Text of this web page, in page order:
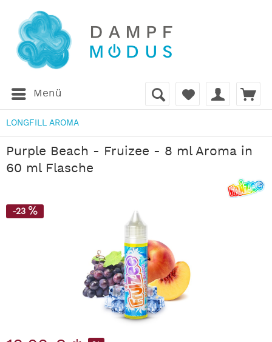
Menü
LONGFILL AROMA
Purple Beach - Fruizee - 8 ml Aroma in
60 ml Flasche
-23